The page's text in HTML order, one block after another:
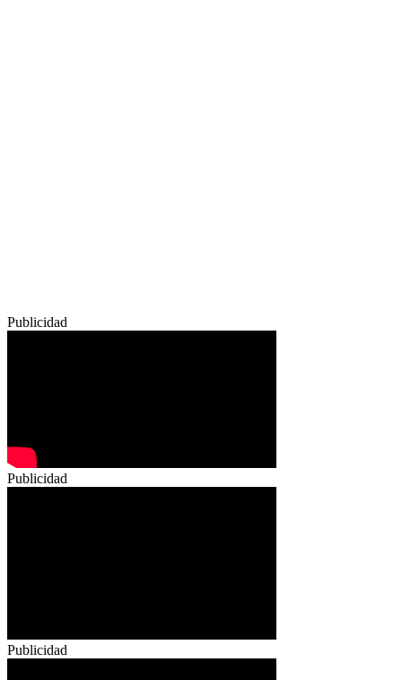
Publicidad
Publicidad
Publicidad